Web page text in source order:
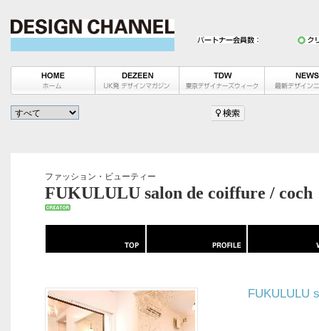
ファッション・ビューティー
FUKULULU salon de coiffure / coch
FUKULULU